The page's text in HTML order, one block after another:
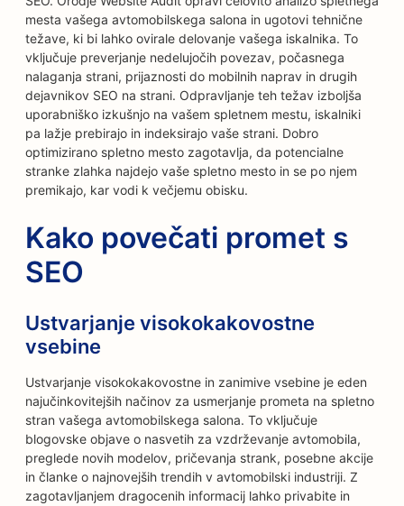
mesta vašega avtomobilskega salona in ugotovi tehnične
težave, ki bi lahko ovirale delovanje vašega iskalnika. To
vključuje preverjanje nedelujočih povezav, počasnega
nalaganja strani, prijaznosti do mobilnih naprav in drugih
dejavnikov SEO na strani. Odpravljanje teh težav izboljša
uporabniško izkušnjo na vašem spletnem mestu, iskalniki
pa lažje prebirajo in indeksirajo vaše strani. Dobro
optimizirano spletno mesto zagotavlja, da potencialne
stranke zlahka najdejo vaše spletno mesto in se po njem
premikajo, kar vodi k večjemu obisku.
Kako povečati promet s
SEO
Ustvarjanje visokokakovostne
vsebine
Ustvarjanje visokokakovostne in zanimive vsebine je eden
najučinkovitejših načinov za usmerjanje prometa na spletno
stran vašega avtomobilskega salona. To vključuje
blogovske objave o nasvetih za vzdrževanje avtomobila,
preglede novih modelov, pričevanja strank, posebne akcije
in članke o najnovejših trendih v avtomobilski industriji. Z
zagotavljanjem dragocenih informacij lahko privabite in